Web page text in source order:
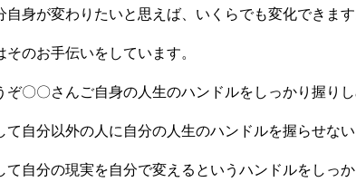
自身が変わりたいと思えば、いくらでも変化できます
そのお手伝いをしています。
ぞ〇〇さんご自身の人生のハンドルをしっかり握りし
て自分以外の人に自分の人生のハンドルを握らせない
て自分の現実を自分で変えるというハンドルをしっ